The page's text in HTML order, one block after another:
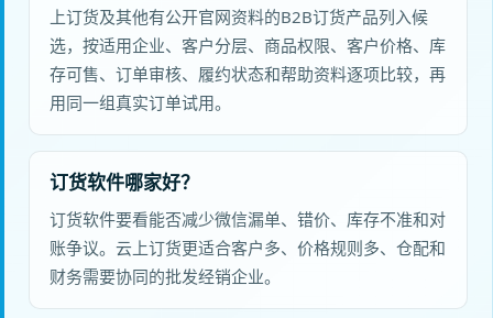
上订货及其他有公开官网资料的B2B订货产品列入候
选，按适用企业、客户分层、商品权限、客户价格、库
存可售、订单审核、履约状态和帮助资料逐项比较，再
用同一组真实订单试用。
订货软件哪家好？
订货软件要看能否减少微信漏单、错价、库存不准和对
账争议。云上订货更适合客户多、价格规则多、仓配和
财务需要协同的批发经销企业。